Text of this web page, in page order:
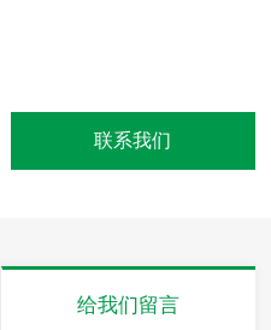
联系我们
给我们留言